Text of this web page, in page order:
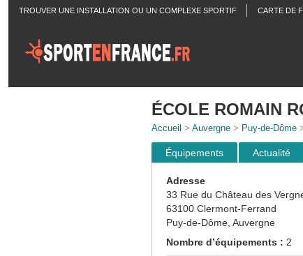
TROUVER UNE INSTALLATION OU UN COMPLEXE SPORTIF CARTE DE
ÉCOLE ROMAIN
Accueil > Auvergne> Puy-de-Dôme
Équipements Actualité
Adresse
33 Rue du Château des
63100 Clermont-Ferrand
Puy-de-Dôme, Auvergne
Nombre d’équipements : 2